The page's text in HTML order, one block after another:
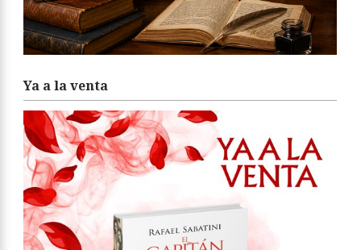
Ya a la venta